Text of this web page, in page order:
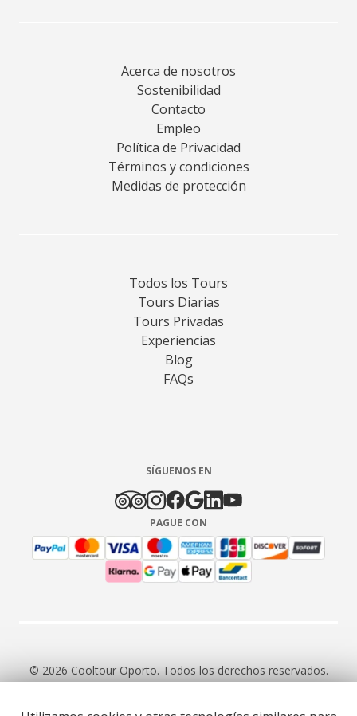
Acerca de nosotros
Sostenibilidad
Contacto
Empleo
Política de Privacidad
Términos y condiciones
Medidas de protección
Todos los Tours
Tours Diarias
Tours Privadas
Experiencias
Blog
FAQs
SÍGUENOS EN
PAGUE CON
© 2026 Cooltour Oporto. Todos los derechos reservados.